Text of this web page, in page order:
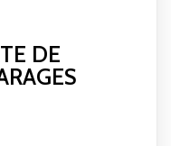
DE